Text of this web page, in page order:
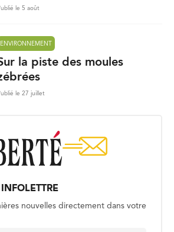
le 5 août
ENVIRONNEMENT
la piste des moules
le 27 juillet
nouvelles directement dans votre